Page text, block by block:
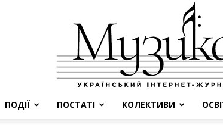
ПОДІЇ ПОСТАТІ КОЛЕКТИВИ